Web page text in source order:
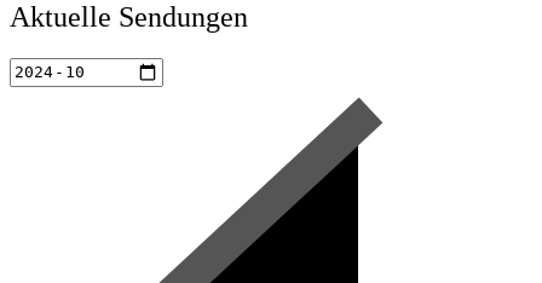
Aktuelle Sendungen